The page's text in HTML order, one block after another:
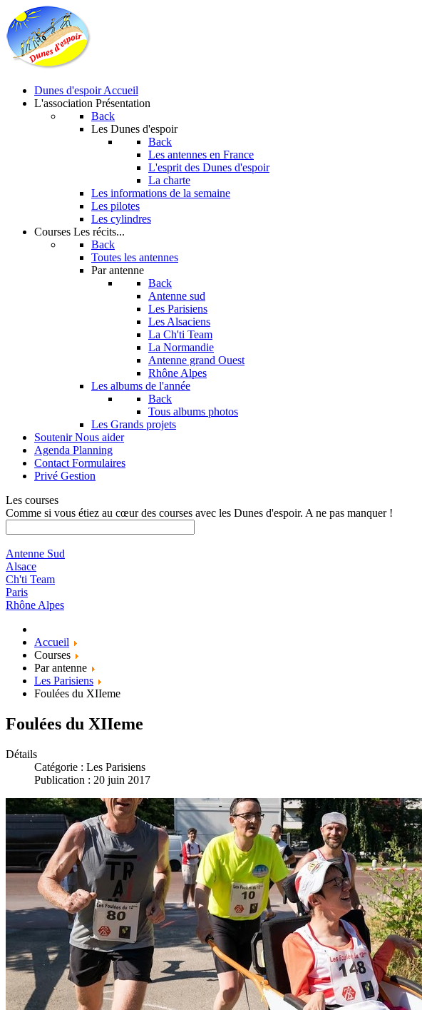
Dunes d'espoir Accueil
L'association Présentation
Back
Les Dunes d'espoir
Back
Les antennes en France
L'esprit des Dunes d'espoir
La charte
Les informations de la semaine
Les pilotes
Les cylindres
Courses Les récits...
Back
Toutes les antennes
Par antenne
Back
Antenne sud
Les Parisiens
Les Alsaciens
La Ch'ti Team
La Normandie
Antenne grand Ouest
Rhône Alpes
Les albums de l'année
Back
Tous albums photos
Les Grands projets
Soutenir Nous aider
Agenda Planning
Contact Formulaires
Privé Gestion
Les courses
Comme si vous étiez au cœur des courses avec les Dunes d'espoir. A ne pas manquer !
Antenne Sud
Alsace
Ch'ti Team
Paris
Rhône Alpes
Accueil
Courses
Par antenne
Les Parisiens
Foulées du XIIeme
Foulées du XIIeme
Détails
Catégorie : Les Parisiens
Publication : 20 juin 2017